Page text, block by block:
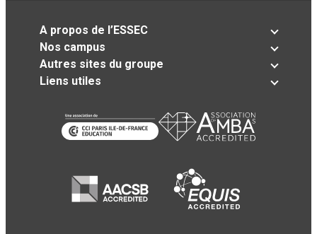
A propos de l’ESSEC
Nos campus
Autres sites du groupe
Liens utiles